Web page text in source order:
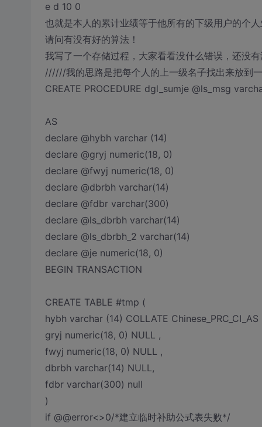
e d 10 0
也就是本人的累计业绩等于他所有的下级用户的个
请问有没有好的算法！
我写了一个存储过程，大家看看没什么错误，还没
//////我的思路是把每个人的上一级名子找出来放到
CREATE PROCEDURE dgl_sumje @ls_msg
AS
declare @hybh varchar (14)
declare @gryj numeric(18, 0)
declare @fwyj numeric(18, 0)
declare @dbrbh varchar(14)
declare @fdbr varchar(300)
declare @ls_dbrbh varchar(14)
declare @ls_dbrbh_2 varchar(14)
declare @je numeric(18, 0)
BEGIN TRANSACTION
CREATE TABLE #tmp (
hybh varchar (14) COLLATE
gryj numeric(18, 0) NULL ,
fwyj numeric(18, 0) NULL ,
dbrbh varchar(14) NULL,
fdbr varchar(300) null
)
if @@error<>0/*建立临时补助公式表失败*/